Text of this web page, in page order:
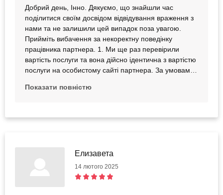
Добрий день, Інно. Дякуємо, що знайшли час
поділитися своїм досвідом відвідування враження з
нами та не залишили цей випадок поза увагою.
Прийміть вибачення за некоректну поведінку
працівника партнера. 1. Ми ще раз перевірили
вартість послуги та вона дійсно ідентична з вартістю
послуги на особистому сайті партнера. За умовами
для двох та перегляд фільму на вибір тривалістю до
тож ми інформуємо партнера про всі записи. 3.
Дійсно за умовами сертифіката входить середній
попкорн, умови надання послуги ми погоджуємо у
Показати повністю
Елизавета
14 лютого 2025